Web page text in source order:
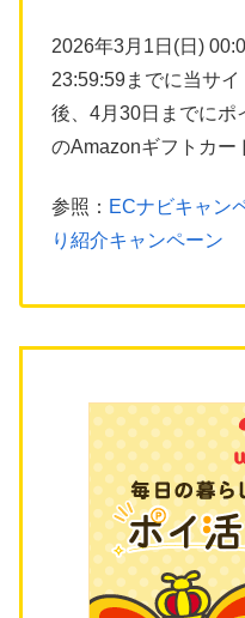
2026年3月1日(日)
23:59:59までに当サ
後、4月30日までにポ
のAmazonギフトカー
参照： ECナビキャン
り紹介キャンペーン